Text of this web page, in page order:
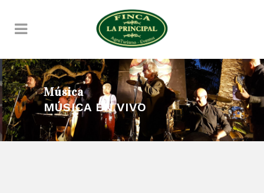
Música
MÚSICA EN VIVO